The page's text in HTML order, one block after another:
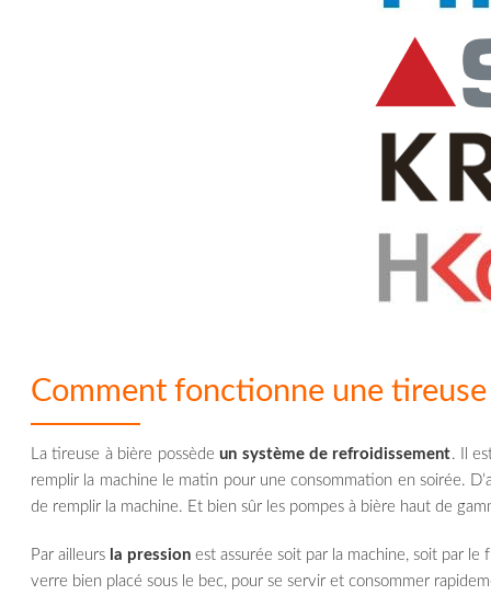
Comment fonctionne une tireuse
La tireuse à bière possèdeun système de refroidissement. Il
remplir la machine le matin pour une consommation en soirée.
de remplir la machine. Et bien sûr les pompes à bière haut de
Par ailleurs la pression est assurée soit par la machine, soit par
verre bien placé sous le bec, pour se servir et consommer